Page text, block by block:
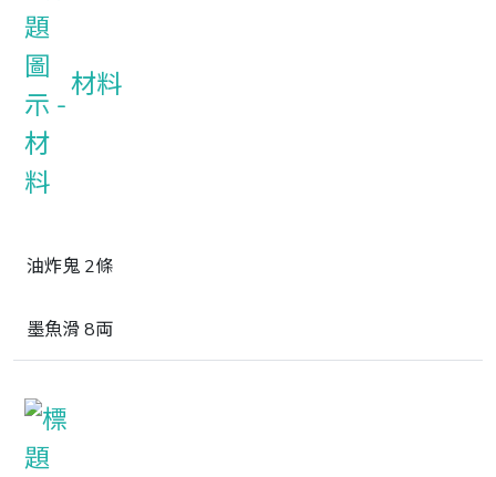
材料
油炸鬼 2條
墨魚滑 8両